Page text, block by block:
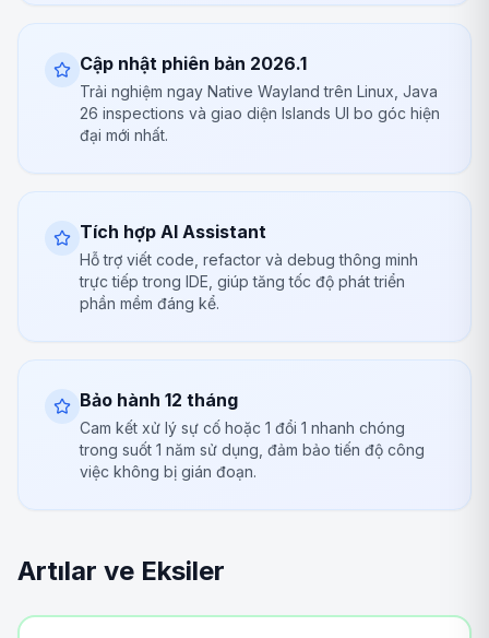
Cập nhật phiên bản 2026.1
Trải nghiệm ngay Native Wayland trên Linux, Java
26 inspections và giao diện Islands UI bo góc hiện
đại mới nhất.
Tích hợp AI Assistant
Hỗ trợ viết code, refactor và debug thông minh
trực tiếp trong IDE, giúp tăng tốc độ phát triển
phần mềm đáng kể.
Bảo hành 12 tháng
Cam kết xử lý sự cố hoặc 1 đổi 1 nhanh chóng
trong suốt 1 năm sử dụng, đảm bảo tiến độ công
việc không bị gián đoạn.
Artılar ve Eksiler